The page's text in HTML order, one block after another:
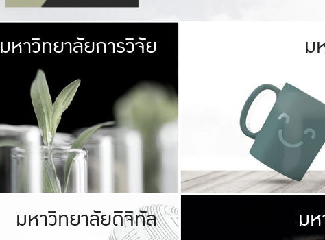
มหาวิทยาลัย
เกษตรศาสตร์ มีพื้นที่เขียวสดใส หนาแน่น
เป็นป่าในเมือง (URBAN FOREST)
เกษตรในเมือง (URBAN AGRICULTURE)
ที่นับรวมกันได้ประมาณ 1,400 ไร่
มหาวิทยาลัยการวิจัย ม
มหาวิทยาลัยรับผิดชอบต่อสังคม
มหาวิทยาลัยดิจิทัล ม